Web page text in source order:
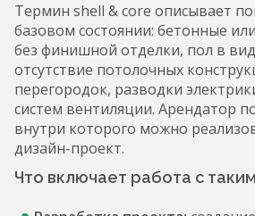
Термин shell & core описывает
базовом состоянии: бетонные
без финишной отделки, пол в
отсутствие потолочных
перегородок, разводки
систем вентиляции. Арендатор
внутри которого можно
дизайн-проект.
Что включает работа с